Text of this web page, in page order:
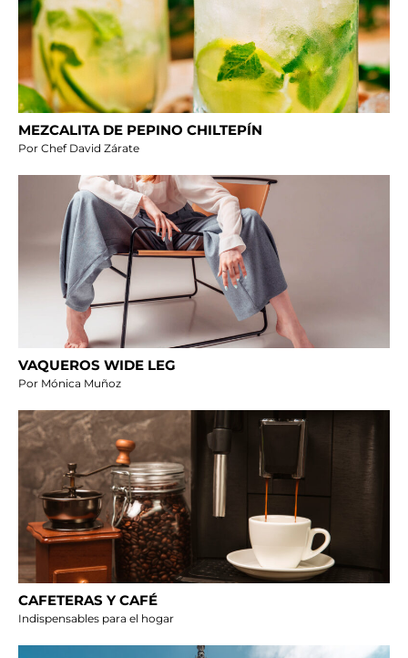
MEZCALITA DE PEPINO CHILTEPÍN
Por Chef David Zárate
VAQUEROS WIDE LEG
Por Mónica Muñoz
CAFETERAS Y CAFÉ
Indispensables para el hogar